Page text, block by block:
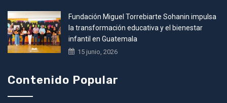
Fundación Miguel Torrebiarte Sohanin impulsa
la transformación educativa y el bienestar
infantil en Guatemala
15 junio, 2026
Contenido Popular